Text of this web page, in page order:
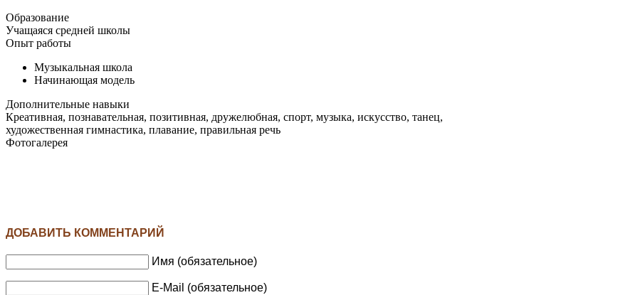
Образование
Учащаяся средней школы
Опыт работы
Музыкальная школа
Начинающая модель
Дополнительные навыки
Креативная, познавательная, позитивная, дружелюбная, спорт, музыка, искусство, танец,
художественная гимнастика, плавание, правильная речь
Фотогалерея
ДОБАВИТЬ КОММЕНТАРИЙ
Имя (обязательное)
E-Mail (обязательное)